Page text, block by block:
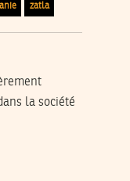
zatla
la société